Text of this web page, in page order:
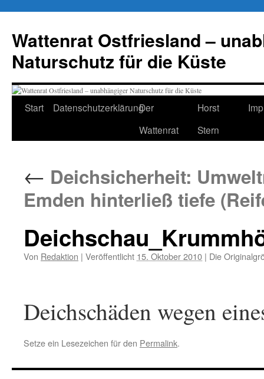
springen
Wattenrat Ostfriesland –
Naturschutz für die Küste
Start DatenschutzerklärungDer
Wattenrat
Horst
Stern
← Deichsicherheit:
Emden hinterließ tiefe
Von Redaktion | Veröffentlicht 15. Oktober 2010 | Die
Deichschäden wegen
Setze ein Lesezeichen für den Permalink.